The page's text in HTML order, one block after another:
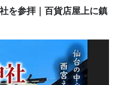
椿山<深浦<鰺ヶ沢 <陸奥森
を参拝｜百貨店屋上に鎮